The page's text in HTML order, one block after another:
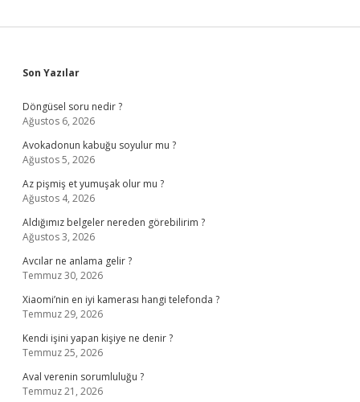
Sidebar
Son Yazılar
Döngüsel soru nedir ?
Ağustos 6, 2026
Avokadonun kabuğu soyulur mu ?
Ağustos 5, 2026
Az pişmiş et yumuşak olur mu ?
Ağustos 4, 2026
Aldığımız belgeler nereden görebilirim ?
Ağustos 3, 2026
Avcılar ne anlama gelir ?
Temmuz 30, 2026
Xiaomi’nin en iyi kamerası hangi telefonda ?
Temmuz 29, 2026
Kendi işini yapan kişiye ne denir ?
Temmuz 25, 2026
Aval verenin sorumluluğu ?
Temmuz 21, 2026